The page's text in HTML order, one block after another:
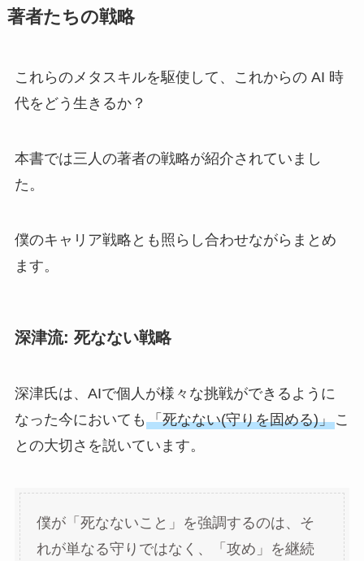
著者たちの戦略
これらのメタスキルを駆使して、これからの AI 時
代をどう生きるか？
本書では三人の著者の戦略が紹介されていまし
た。
僕のキャリア戦略とも照らし合わせながらまとめ
ます。
深津流: 死なない戦略
深津氏は、AIで個人が様々な挑戦ができるように
なった今においても 「死なない(守りを固める)」こ
との大切さを説いています。
僕が「死なないこと」を強調するのは、そ
れが単なる守りではなく、「攻め」を継続